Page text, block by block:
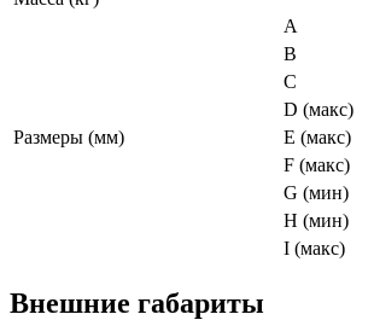
Размеры (мм)
A
B
C
D (макс)
E (макс)
F (макс)
G (мин)
H (мин)
I (макс)
Внешние габариты